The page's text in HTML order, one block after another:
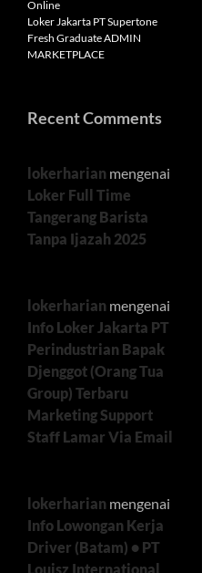
Online
Loker Jakarta PT Supertone
Fresh Graduate ADMIN
MARKETPLACE
Recent Comments
lokerharian mengenai
Loker Full Time
Tangerang Barista
Tanpa Ijazah 2025
lokerharian mengenai
Info Loker Jakarta PT
Perindustrian Bapak
Djenggot (Orang Tua
Group) Terbaru
Marketing Support
Staff Lamar Via Email
lokerharian mengenai
Info Lowongan Kerja
Driver (Batam) • PT
Louisz International